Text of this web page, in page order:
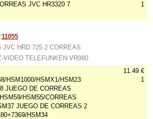
JVC HR3320 7
1
11055
JVC HRD 725 2 CORREAS
VIDEO TELEFUNKEN VR980
HSM1000/HSMX1/HSM23
JUEGO DE CORREAS
HSM55/CORREAS
JUEGO DE CORREAS 2
HSM34
11.49 €
1